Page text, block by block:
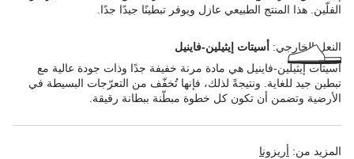
الفلّين. هذا المنتج الطبيعي عازل ويوفر تبطينًا جيدًا جدًا.
النعل الخارجي: أسيتات إيثيلين-فاينيل
أسيتات إيثيلين-فاينيل هي مادة مرنة خفيفة جدًا وذات جودة عالية مع
تبطين جيد للغاية. ونتيجةً لذلك، فإنها تُخفّف من التعرّجات البسيطة في
الأرضية وتضمن أن تكون كل خطوة مبطّنة ببطانة رقيقة.
المزيد من: أريزونا